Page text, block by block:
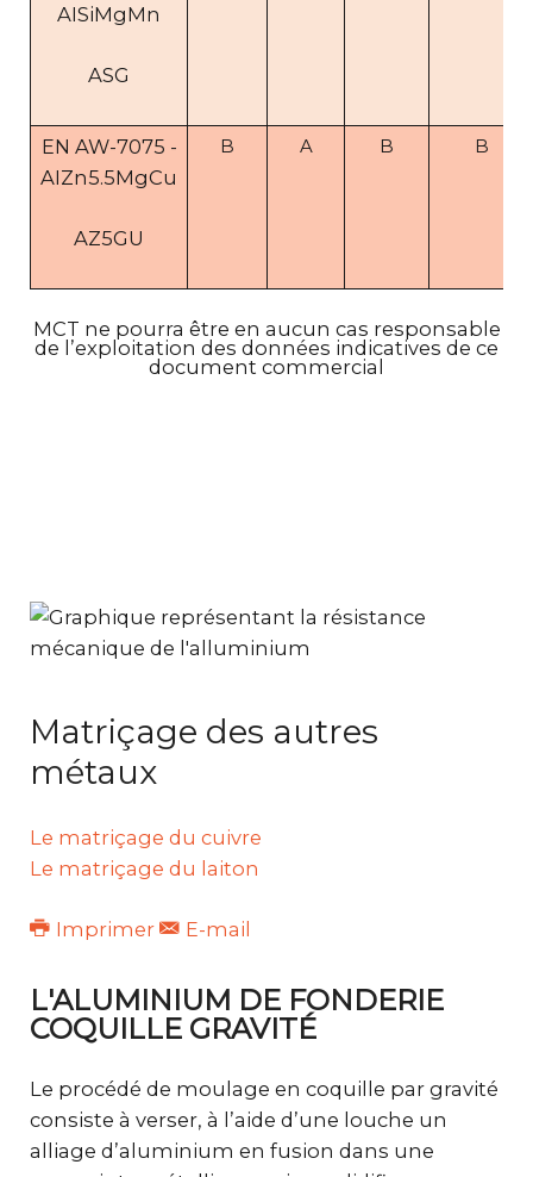
AISiMgMn
ASG
EN AW-7075 -
AIZn5.5MgCu
AZ5GU
B A B B
MCT ne pourra être en aucun cas responsable
de l’exploitation des données indicatives de ce
document commercial
Matriçage des autres
métaux
Le matriçage du cuivre
Le matriçage du laiton
Imprimer E-mail
L'ALUMINIUM DE FONDERIE
COQUILLE GRAVITÉ
Le procédé de moulage en coquille par gravité
consiste à verser, à l’aide d’une louche un
alliage d’aluminium en fusion dans une